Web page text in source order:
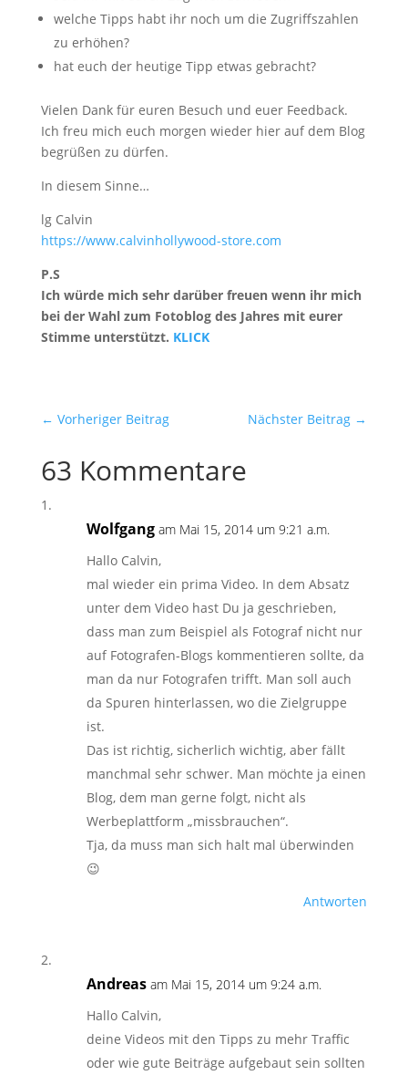
welche Tipps habt ihr noch um die Zugriffszahlen
zu erhöhen?
hat euch der heutige Tipp etwas gebracht?
Vielen Dank für euren Besuch und euer Feedback.
Ich freu mich euch morgen wieder hier auf dem Blog
begrüßen zu dürfen.
In diesem Sinne…
lg Calvin
https://​www.calvinhollywood-store.com
P.S
Ich würde mich sehr darüber freuen wenn ihr mich
bei der Wahl zum Fotoblog des Jahres mit eurer
Stimme unterstützt. KLICK
← Vorheriger Beitrag Nächster Beitrag →
63 Kommentare
Wolfgang am Mai 15, 2014 um 9:21 a.m.
Hallo Calvin,
mal wieder ein prima Video. In dem Absatz
unter dem Video hast Du ja geschrieben,
dass man zum Beispiel als Fotograf nicht nur
auf Fotografen-Blogs kommentieren sollte, da
man da nur Fotografen trifft. Man soll auch
da Spuren hinterlassen, wo die Zielgruppe
ist.
Das ist richtig, sicherlich wichtig, aber fällt
manchmal sehr schwer. Man möchte ja einen
Blog, dem man gerne folgt, nicht als
Werbeplattform „missbrauchen“.
Tja, da muss man sich halt mal überwinden
😉
Antworten
Andreas am Mai 15, 2014 um 9:24 a.m.
Hallo Calvin,
deine Videos mit den Tipps zu mehr Traffic
oder wie gute Beiträge aufgebaut sein sollten